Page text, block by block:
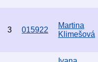
3 015922
Martina
Klimešová